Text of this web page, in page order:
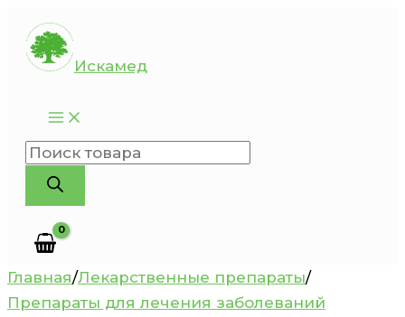
Перейти
содержимому
Искамед
Поиск
товаров
Главная/Лекарственные препараты/
Препараты для лечения заболеваний